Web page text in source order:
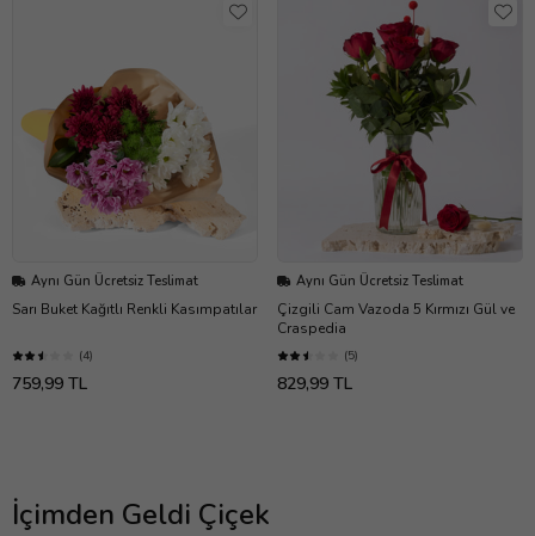
Aynı Gün Ücretsiz Teslimat
Sarı Buket Kağıtlı Renkli Kasımpatılar
(4)
759,99 TL
Aynı Gün Ücretsiz Teslimat
Çizgili Cam Vazoda 5 Kırmızı Gül ve
Craspedia
(5)
829,99 TL
İçimden Geldi Çiçek